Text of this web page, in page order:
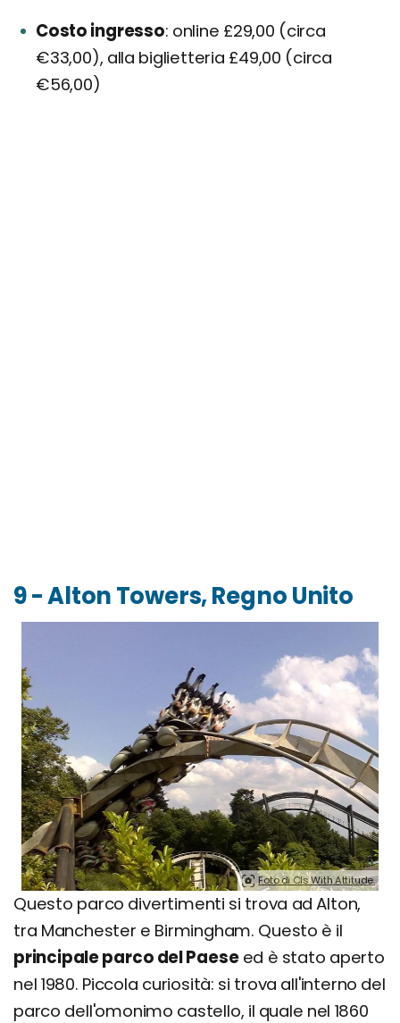
Costo ingresso online £29,00 (circa
€33,00), alla biglietteria £49,00 (circa
€56,00)
9 - Alton Towers, Regno Unito
Foto di Cls With Attitude.
Questo parco divertimenti si trova ad Alton,
tra Manchester e Birmingham. Questo è il
principale parco del Paeseed è stato aperto
nel 1980. Piccola curiosità: si trova all'interno del
parco dell'omonimo castello, il quale nel 1860